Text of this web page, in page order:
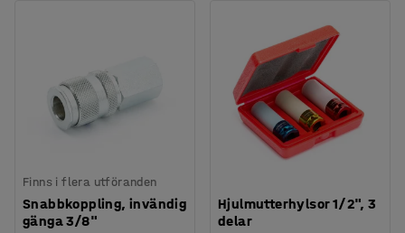
Finns i flera utföranden
Snabbkoppling, invändig
gänga 3/8"
Hjulmutterhylsor 1/2", 3
delar